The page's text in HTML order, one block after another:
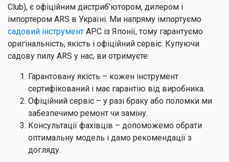
Club), є офіційним дистриб’ютором, дилером і
імпортером ARS в Україні. Ми напряму імпортуємо
садовий інструмент АРС із Японії, тому гарантуємо
оригінальність, якість і офіційний сервіс. Купуючи
садову пилу ARS у нас, ви отримуєте:
Гарантовану якість – кожен інструмент
сертифікований і має гарантію від виробника.
Офіційний сервіс – у разі браку або поломки ми
забезпечимо ремонт чи заміну.
Консультації фахівців – допоможемо обрати
оптимальну модель і дамо рекомендації з
догляду.